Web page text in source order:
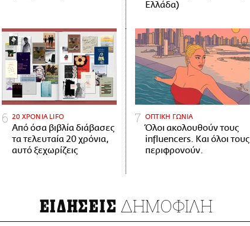
Ελλάδα)
20 ΧΡΟΝΙΑ LIFO
Από όσα βιβλία διάβασες
τα τελευταία 20 χρόνια,
αυτό ξεχωρίζεις
ΟΠΤΙΚΗ ΓΩΝΙΑ
Όλοι ακολουθούν τους
influencers. Και όλοι τους
περιφρονούν.
ΕΙΔΗΣΕΙΣ ΔΗΜΟΦΙΛΗ